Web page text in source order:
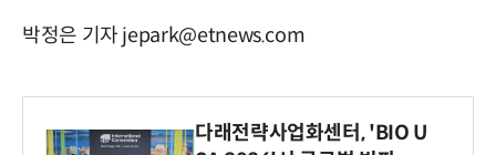
박정은 기자 jepark@etnews.com
다래전략사업화센터, 'BIO U